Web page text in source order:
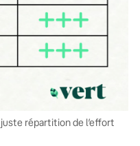
répartition de l’effort